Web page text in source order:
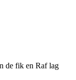
de fik en Raf lag